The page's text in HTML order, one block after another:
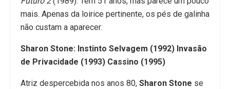
mais. Apenas da loirice pertinente, os pés de galinha
não custam a aparecer.
Sharon Stone: Instinto Selvagem (1992) Invasão
de Privacidade (1993) Cassino (1995)
Atriz despercebida nos anos 80, Sharon Stone se